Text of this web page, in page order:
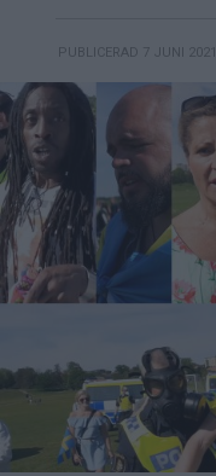
PUBLICERAD 7 JUNI 2021